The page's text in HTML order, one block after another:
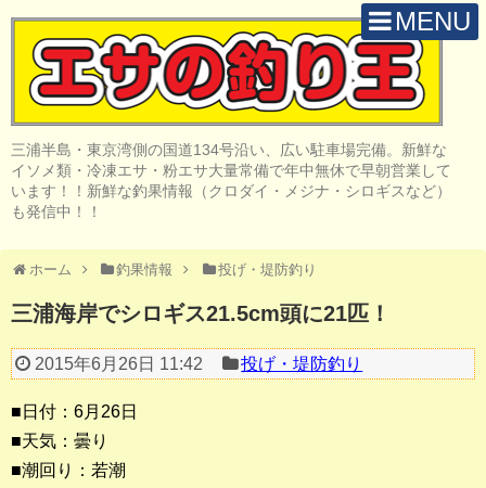
MENU
三浦半島・東京湾側の国道134号沿い、広い駐車場完備。新鮮な
イソメ類・冷凍エサ・粉エサ大量常備で年中無休で早朝営業して
います！！新鮮な釣果情報（クロダイ・メジナ・シロギスなど）
も発信中！！
ホーム 釣果情報 投げ・堤防釣り
三浦海岸でシロギス21.5cm頭に21匹！
2015年6月26日 11:42 投げ・堤防釣り
■日付：6月26日
■天気：曇り
■潮回り：若潮
H O M E
取 扱 商 品
釣 果 情 報
陸っぱりルアー
船・ボート釣り
その他の釣り